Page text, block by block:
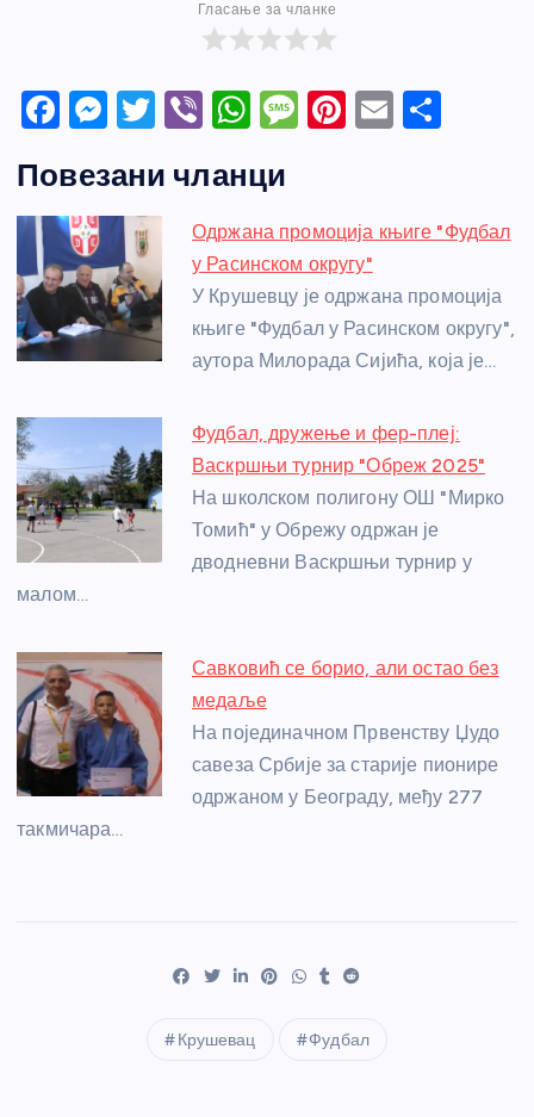
Гласање за чланке
F
c
e
b
o
o
k
M
ss
e
n
g
er
T
itt
er
Vi
er
W
at
s
A
p
p
M
a
g
e
Pi
e
st
E
e
Повезани чланци
Одржана промоција књиге "Фудбал
у Расинском округу"
У Крушевцу је одржана промоција
књиге "Фудбал у Расинском округу",
аутора Милорада Сијића, која је…
Фудбал, дружење и фер-плеј:
Васкршњи турнир "Обреж 2025"
На школском полигону ОШ "Мирко
Томић" у Обрежу одржан је
дводневни Васкршњи турнир у
малом…
Савковић се борио, али остао без
медаље
На појединачном Првенству Џудо
савеза Србије за старије пионире
одржаном у Београду, међу 277
такмичара…
Крушевац Фудбал